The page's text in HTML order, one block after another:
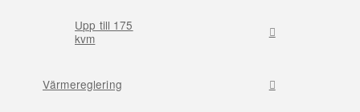
Upp till 175
kvm
Värmereglering